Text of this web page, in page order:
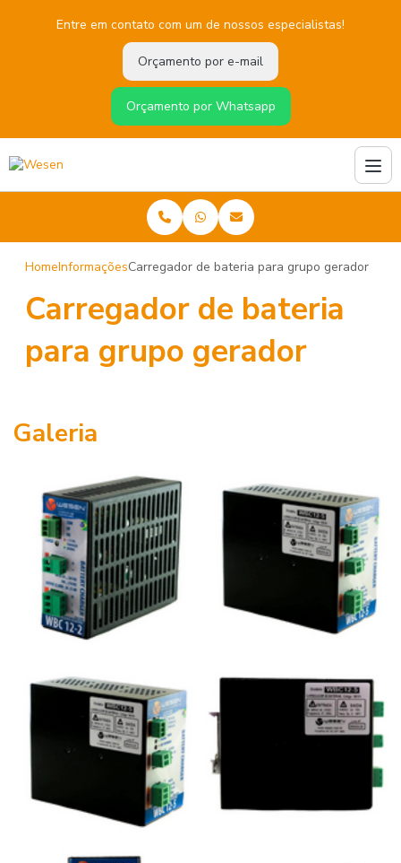
Entre em contato com um de nossos especialistas!
Orçamento por e-mail
Orçamento por Whatsapp
HomeInformaçõesCarregador de bateria para grupo gerador
Carregador de bateria
para grupo gerador
Galeria